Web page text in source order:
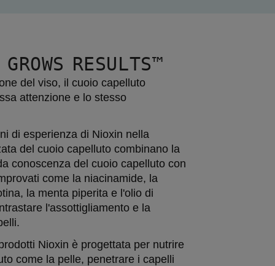
RESULTS™
del viso, il cuoio capelluto
attenzione e lo stesso
di esperienza di Nioxin nella
del cuoio capelluto combinano la
conoscenza del cuoio capelluto con
come la niacinamide, la
la menta piperita e l'olio di
l'assottigliamento e la
Nioxin è progettata per nutrire
come la pelle, penetrare i capelli